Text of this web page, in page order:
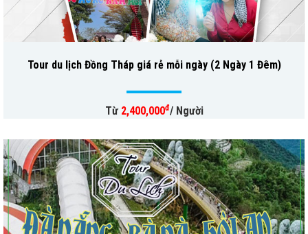
Tour du lịch Đồng Tháp giá rẻ mỗi ngày (2 Ngày 1 Đêm)
Từ 2,400,000đ/ Người